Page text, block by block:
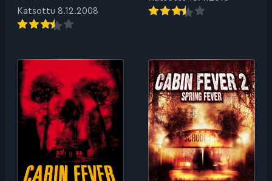
Katsottu 8.12.2008